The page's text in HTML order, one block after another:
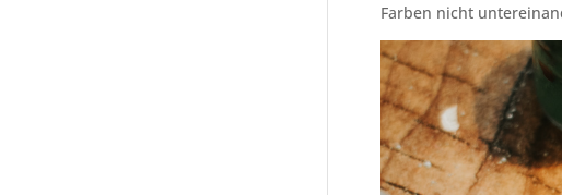
Farben nicht